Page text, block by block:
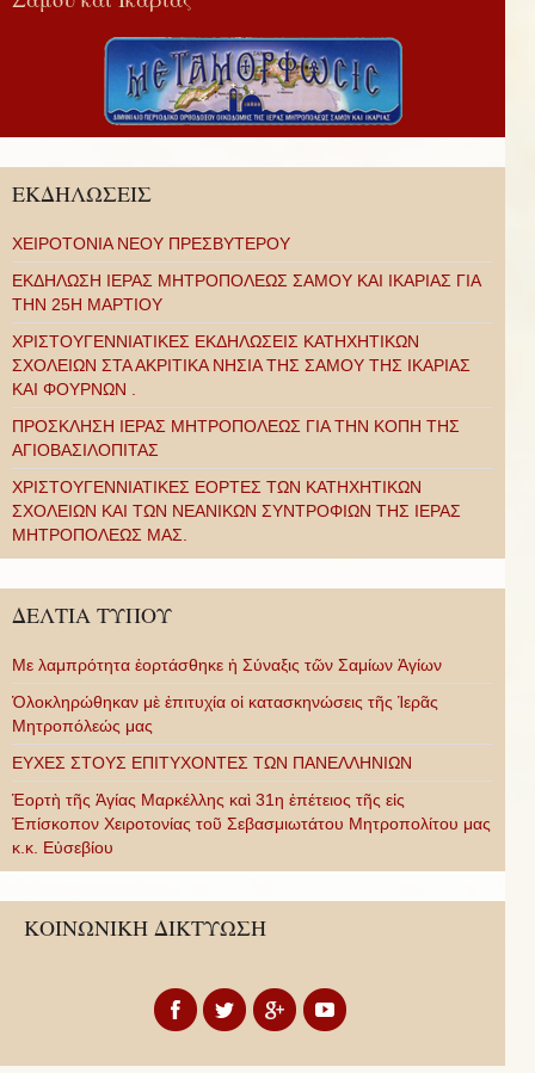
ΕΚΔΗΛΩΣΕΙΣ
ΧΕΙΡΟΤΟΝΙΑ ΝΕΟΥ ΠΡΕΣΒΥΤΕΡΟΥ
ΕΚΔΗΛΩΣΗ ΙΕΡΑΣ ΜΗΤΡΟΠΟΛΕΩΣ ΣΑΜΟΥ ΚΑΙ ΙΚΑΡΙΑΣ ΓΙΑ
ΤΗΝ 25Η ΜΑΡΤΙΟΥ
ΧΡΙΣΤΟΥΓΕΝΝΙΑΤΙΚΕΣ ΕΚΔΗΛΩΣΕΙΣ ΚΑΤΗΧΗΤΙΚΩΝ
ΣΧΟΛΕΙΩΝ ΣΤΑ ΑΚΡΙΤΙΚΑ ΝΗΣΙΑ ΤΗΣ ΣΑΜΟΥ ΤΗΣ ΙΚΑΡΙΑΣ
ΚΑΙ ΦΟΥΡΝΩΝ .
ΠΡΟΣΚΛΗΣΗ ΙΕΡΑΣ ΜΗΤΡΟΠΟΛΕΩΣ ΓΙΑ ΤΗΝ ΚΟΠΗ ΤΗΣ
ΑΓΙΟΒΑΣΙΛΟΠΙΤΑΣ
ΧΡΙΣΤΟΥΓΕΝΝΙΑΤΙΚΕΣ ΕΟΡΤΕΣ ΤΩΝ ΚΑΤΗΧΗΤΙΚΩΝ
ΣΧΟΛΕΙΩΝ ΚΑΙ ΤΩΝ ΝΕΑΝΙΚΩΝ ΣΥΝΤΡΟΦΙΩΝ ΤΗΣ ΙΕΡΑΣ
ΜΗΤΡΟΠΟΛΕΩΣ ΜΑΣ.
ΔΕΛΤΙΑ ΤΥΠΟΥ
Με λαμπρότητα ἑορτάσθηκε ἡ Σύναξις τῶν Σαμίων Ἁγίων
Ὁλοκληρώθηκαν μὲ ἐπιτυχία οἱ κατασκηνώσεις τῆς Ἱερᾶς
Μητροπόλεώς μας
ΕΥΧΕΣ ΣΤΟΥΣ ΕΠΙΤΥΧΟΝΤΕΣ ΤΩΝ ΠΑΝΕΛΛΗΝΙΩΝ
Ἑορτὴ τῆς Ἁγίας Μαρκέλλης καὶ 31η ἐπέτειος τῆς εἰς
Ἐπίσκοπον Χειροτονίας τοῦ Σεβασμιωτάτου Μητροπολίτου μας
κ.κ. Εὐσεβίου
ΚΟΙΝΩΝΙΚΗ ΔΙΚΤΥΩΣΗ